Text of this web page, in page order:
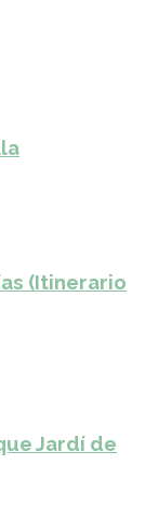
(Itinerario
Jardí de